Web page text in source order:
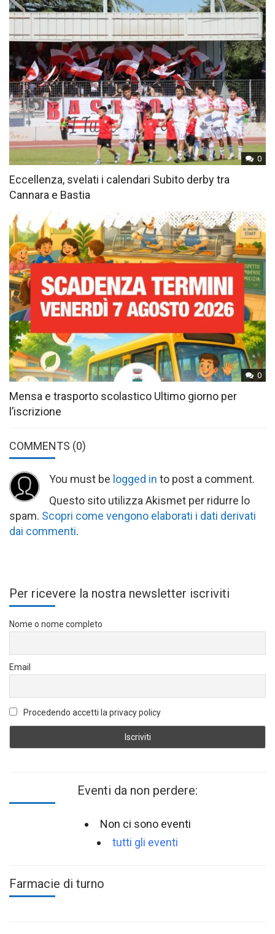
0
Eccellenza, svelati i calendari Subito derby tra
Cannara e Bastia
0
Mensa e trasporto scolastico Ultimo giorno per
l’iscrizione
COMMENTS (0)
You must be logged in to post a comment.
Questo sito utilizza Akismet per ridurre lo
spam. Scopri come vengono elaborati i dati derivati
dai commenti.
Per ricevere la nostra newsletter iscriviti
Nome o nome completo
Email
Procedendo accetti la privacy policy
Eventi da non perdere:
Non ci sono eventi
tutti gli eventi
Farmacie di turno